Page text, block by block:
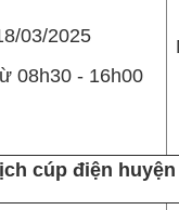
03/2025
08h30 - 16h00
cúp điện